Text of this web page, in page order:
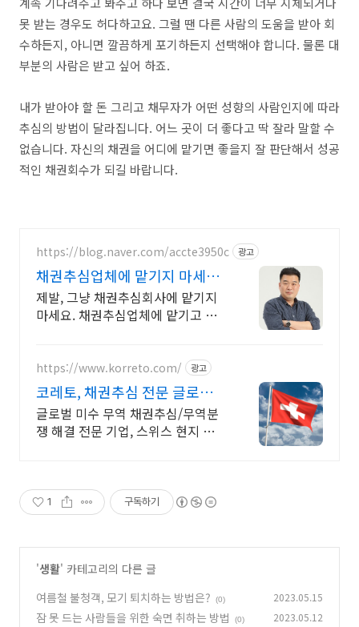
못 받는 경우도 허다하고요. 그럴 땐 다른 사람의 도움을 받아 회
수하든지, 아니면 깔끔하게 포기하든지 선택해야 합니다. 물론 대
부분의 사람은 받고 싶어 하죠.
내가 받아야 할 돈 그리고 채무자가 어떤 성향의 사람인지에 따라
추심의 방법이 달라집니다. 어느 곳이 더 좋다고 딱 잘라 말할 수
없습니다. 자신의 채권을 어디에 맡기면 좋을지 잘 판단해서 성공
적인 채권회수가 되길 바랍니다.
https://blog.naver.com/accte3950c 광고
채권추심업체에 맡기지 마세요
채권추심업체 주의사항
제발, 그냥 채권추심회사에 맡기지
마세요. 채권추심업체에 맡기고 후
https://www.korreto.com/ 광고
코레토, 채권추심 전문 글로벌
채권추심 연합회 소속
글로벌 미수 무역 채권추심/무역분
쟁 해결 전문 기업, 스위스 현지 법인
1 구독하기
'생활' 카테고리의 다른 글
여름철 불청객, 모기 퇴치하는 방법은?
(0) 2023.05.15
잠 못 드는 사람들을 위한 숙면 취하는 방법 (0) 2023.05.12